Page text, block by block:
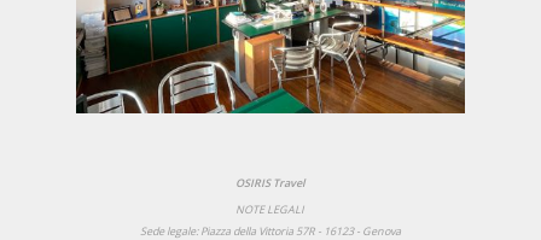
OSIRIS Travel
NOTE LEGALI
Sede legale: Piazza della Vittoria 57R - 16123 - Genova